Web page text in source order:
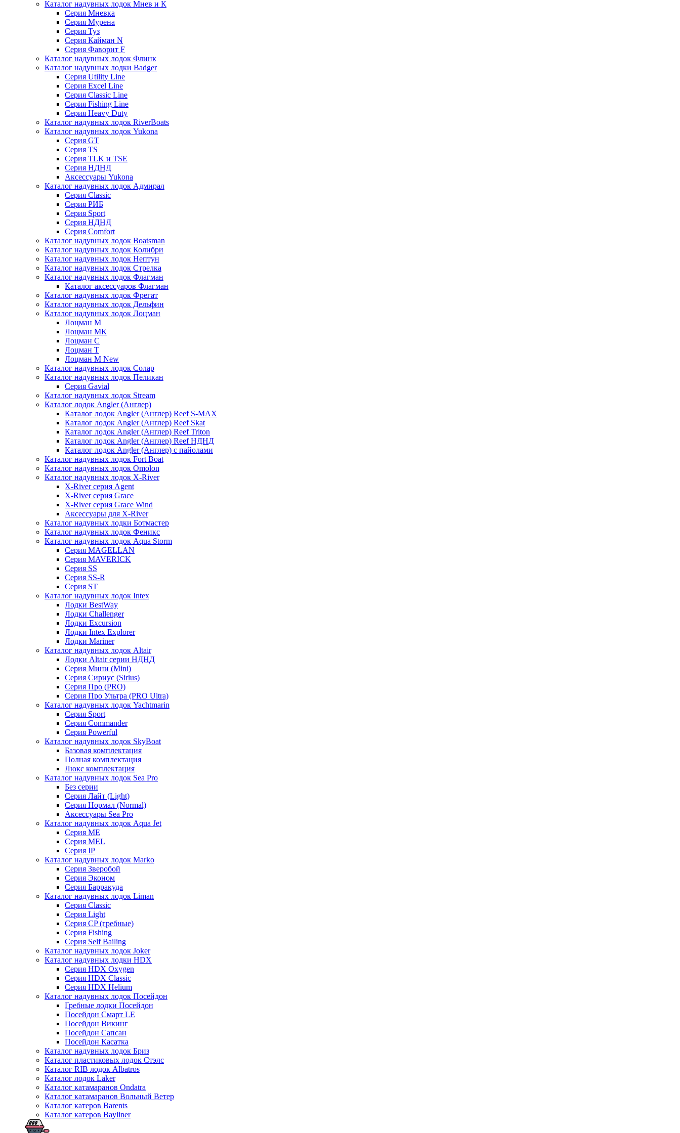
Каталог надувных лодок Мнев и К
Серия Мневка
Серия Мурена
Серия Туз
Серия Кайман N
Серия Фаворит F
Каталог надувных лодок Флинк
Каталог надувных лодки Badger
Серия Utility Line
Серия Excel Line
Серия Classic Line
Серия Fishing Line
Серия Heavy Duty
Каталог надувных лодок RiverBoats
Каталог надувных лодок Yukona
Серия GT
Серия TS
Серия TLK и TSE
Серия НДНД
Аксессуары Yukona
Каталог надувных лодок Адмирал
Серия Classic
Серия РИБ
Серия Sport
Серия НДНД
Серия Comfort
Каталог надувных лодок Boatsman
Каталог надувных лодок Колибри
Каталог надувных лодок Нептун
Каталог надувных лодок Стрелка
Каталог надувных лодок Флагман
Каталог аксессуаров Флагман
Каталог надувных лодок Фрегат
Каталог надувных лодок Дельфин
Каталог надувных лодок Лоцман
Лоцман М
Лоцман МК
Лоцман С
Лоцман Т
Лоцман М New
Каталог надувных лодок Солар
Каталог надувных лодок Пеликан
Серия Gavial
Каталог надувных лодок Stream
Каталог лодок Angler (Англер)
Каталог лодок Angler (Англер) Reef S-MAX
Каталог лодок Angler (Англер) Reef Skat
Каталог лодок Angler (Англер) Reef Triton
Каталог лодок Angler (Англер) Reef НДНД
Каталог лодок Angler (Англер) с пайолами
Каталог надувных лодок Fort Boat
Каталог надувных лодок Omolon
Каталог надувных лодок X-River
X-River серия Agent
X-River серия Grace
X-River серия Grace Wind
Аксессуары для X-River
Каталог надувных лодки Ботмастер
Каталог надувных лодок Феникc
Каталог надувных лодок Aqua Storm
Серия MAGELLAN
Серия MAVERICK
Серия SS
Серия SS-R
Серия ST
Каталог надувных лодок Intex
Лодки BestWay
Лодки Challenger
Лодки Excursion
Лодки Intex Explorer
Лодки Mariner
Каталог надувных лодок Altair
Лодки Altair серии НДНД
Серия Мини (Mini)
Серия Сириус (Sirius)
Серия Про (PRO)
Серия Про Ультра (PRO Ultra)
Каталог надувных лодок Yachtmarin
Серия Sport
Серия Commander
Серия Powerful
Каталог надувных лодок SkyBoat
Базовая комплектация
Полная комплектация
Люкс комплектация
Каталог надувных лодок Sea Pro
Без серии
Серия Лайт (Light)
Серия Нормал (Normal)
Аксессуары Sea Pro
Каталог надувных лодок Aqua Jet
Серия ME
Серия MEL
Серия IP
Каталог надувных лодок Marko
Серия Зверобой
Серия Эконом
Серия Барракуда
Каталог надувных лодок Liman
Серия Classic
Серия Light
Серия CP (гребные)
Серия Fishing
Серия Self Bailing
Каталог надувных лодок Joker
Каталог надувных лодки HDX
Серия HDX Oxygen
Серия HDX Classic
Серия HDX Helium
Каталог надувных лодок Посейдон
Гребные лодки Посейдон
Посейдон Смарт LE
Посейдон Викинг
Посейдон Сапсан
Посейдон Касатка
Каталог надувных лодок Бриз
Каталог пластиковых лодок Стэлс
Каталог RIB лодок Albatros
Каталог лодок Laker
Каталог катамаранов Ondatra
Каталог катамаранов Вольный Ветер
Каталог катеров Barents
Каталог катеров Bayliner